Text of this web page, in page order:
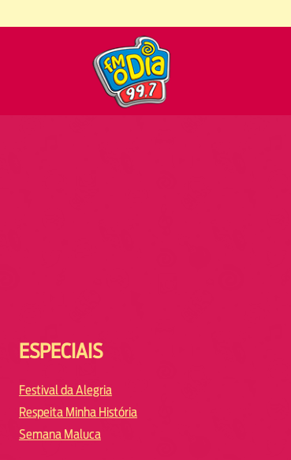
ESPECIAIS
Festival da Alegria
Respeita Minha História
Semana Maluca